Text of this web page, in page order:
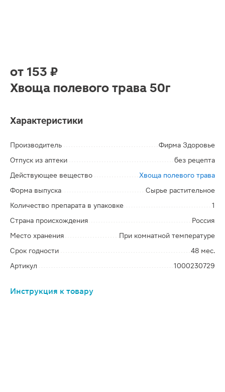
от 153 ₽
Хвоща полевого трава 50г
Характеристики
Производитель
Фирма Здоровье
Отпуск из аптеки
без рецепта
Действующее вещество
Хвоща полевого трава
Форма выпуска
Сырье растительное
Количество препарата в упаковке
1
Страна происхождения
Россия
Место хранения
При комнатной температуре
Срок годности
48 мес.
Артикул
1000230729
Инструкция к товару